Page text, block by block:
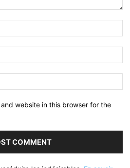
website in this browser for the